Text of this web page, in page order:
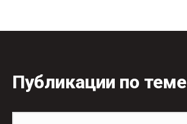
Публикации по теме